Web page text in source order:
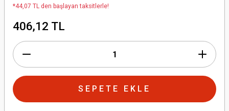
*44,07 TL den başlayan taksitlerle!
406,12 TL
SEPETE EKLE